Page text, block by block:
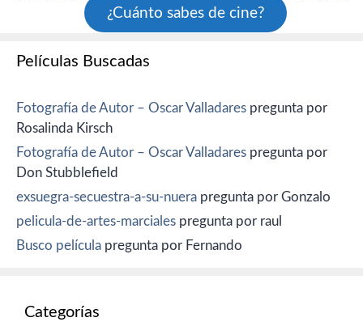
¿Cuánto sabes de cine?
Películas Buscadas
Fotografía de Autor – Oscar Valladares pregunta por
Rosalinda Kirsch
Fotografía de Autor – Oscar Valladares pregunta por
Don Stubblefield
exsuegra-secuestra-a-su-nuera pregunta por Gonzalo
pelicula-de-artes-marciales pregunta por raul
Busco película pregunta por Fernando
Categorías